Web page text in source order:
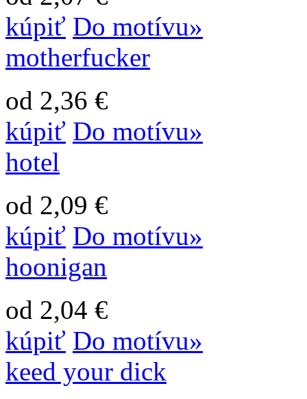
kúpiť Do motívu»
motherfucker
od 2,36 €
kúpiť Do motívu»
hotel
od 2,09 €
kúpiť Do motívu»
hoonigan
od 2,04 €
kúpiť Do motívu»
keed your dick